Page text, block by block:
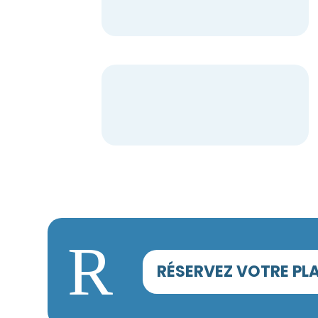
R RÉSERVEZ VOTRE